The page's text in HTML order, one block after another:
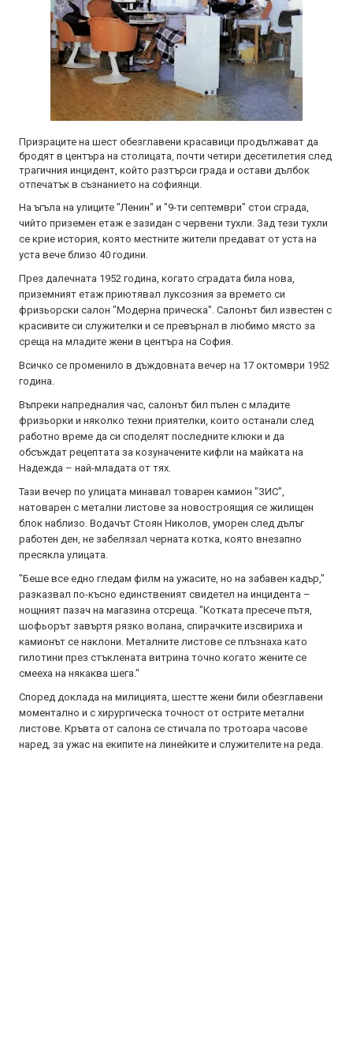
Призраците на шест обезглавени красавици продължават да
бродят в центъра на столицата, почти четири десетилетия след
трагичния инцидент, който разтърси града и остави дълбок
отпечатък в съзнанието на софиянци.
На ъгъла на улиците "Ленин" и "9-ти септември" стои сграда,
чийто приземен етаж е зазидан с червени тухли. Зад тези тухли
се крие история, която местните жители предават от уста на
уста вече близо 40 години.
През далечната 1952 година, когато сградата била нова,
приземният етаж приютявал луксозния за времето си
фризьорски салон "Модерна прическа". Салонът бил известен с
красивите си служителки и се превърнал в любимо място за
среща на младите жени в центъра на София.
Всичко се променило в дъждовната вечер на 17 октомври 1952
година.
Въпреки напредналия час, салонът бил пълен с младите
фризьорки и няколко техни приятелки, които останали след
работно време да си споделят последните клюки и да
обсъждат рецептата за козуначените кифли на майката на
Надежда – най-младата от тях.
Тази вечер по улицата минавал товарен камион "ЗИС",
натоварен с метални листове за новостроящия се жилищен
блок наблизо. Водачът Стоян Николов, уморен след дълъг
работен ден, не забелязал черната котка, която внезапно
пресякла улицата.
"Беше все едно гледам филм на ужасите, но на забавен кадър,"
разказвал по-късно единственият свидетел на инцидента –
нощният пазач на магазина отсреща. "Котката пресече пътя,
шофьорът завъртя рязко волана, спирачките изсвириха и
камионът се наклони. Металните листове се плъзнаха като
гилотини през стъклената витрина точно когато жените се
смееха на някаква шега."
Според доклада на милицията, шестте жени били обезглавени
моментално и с хирургическа точност от острите метални
листове. Кръвта от салона се стичала по тротоара часове
наред, за ужас на екипите на линейките и служителите на реда.